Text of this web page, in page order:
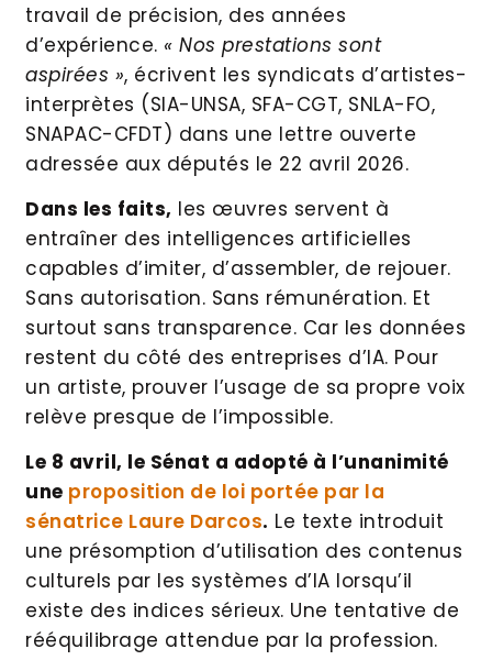
travail de précision, des années
d’expérience. « Nos prestations sont
aspirées », écrivent les syndicats d’artistes-
interprètes (SIA-UNSA, SFA-CGT, SNLA-FO,
SNAPAC-CFDT) dans une lettre ouverte
adressée aux députés le 22 avril 2026.
Dans les faits, les œuvres servent à
entraîner des intelligences artificielles
capables d’imiter, d’assembler, de rejouer.
Sans autorisation. Sans rémunération. Et
surtout sans transparence. Car les données
restent du côté des entreprises d’IA. Pour
un artiste, prouver l’usage de sa propre voix
relève presque de l’impossible.
Le 8 avril, le Sénat a adopté à l’unanimité
une proposition de loi portée par la
sénatrice Laure Darcos. Le texte introduit
une présomption d’utilisation des contenus
culturels par les systèmes d’IA lorsqu’il
existe des indices sérieux. Une tentative de
rééquilibrage attendue par la profession.